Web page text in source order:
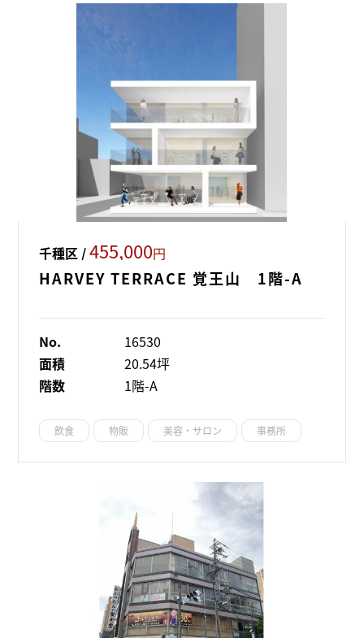
千種区 /455,000円
HARVEY TERRACE 覚王山 1階-A
No.
16530
面積
20.54坪
階数
1階-A
飲食 物販 美容・サロン 事務所